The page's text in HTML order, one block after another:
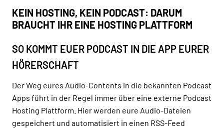
KEIN HOSTING, KEIN PODCAST: DARUM
BRAUCHT IHR EINE HOSTING PLATTFORM
SO KOMMT EUER PODCAST IN DIE APP EURER
HÖRERSCHAFT
Der Weg eures Audio-Contents in die bekannten Podcast
Apps führt in der Regel immer über eine externe Podcast
Hosting Plattform. Hier werden eure Audio-Dateien
gespeichert und automatisiert in einen RSS-Feed